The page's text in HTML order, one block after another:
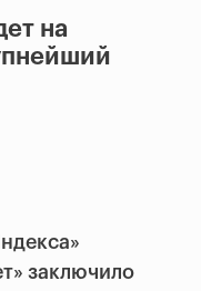
на
заключило